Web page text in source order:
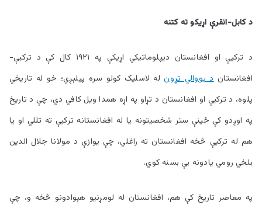
د کابل-انقرې اړيکو ته کتنه
د ترکيې او افغانستان ديپلوماتيکي اړيکې په ۱۹۲۱ کال کې د ترکيې-
افغانستاند يووالي تړونله لاسليک کولو سره پيلېږي؛ خو له تاريخي
پلوه، د ترکيې او افغانستان د تړاو په اړه همدا ويل کافي دي، چې د تاريخ
په اوږدو کې ځينې ستر شخصيتونه يا له افغانستانه ترکيې ته تللي او يا
هم له ترکيې څخه افغانستان ته راغلي، چې يوازې د مولانا جلال الدين
بلخي رومي يادونه يې بسنه کوي.
په معاصر تاريخ کې هم، افغانستان له لومړنيو هېوادونو څخه و، چې